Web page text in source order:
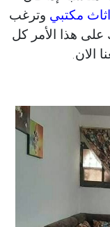
اثاث مكتبي وترغب
هذا الأمر كل
الان.